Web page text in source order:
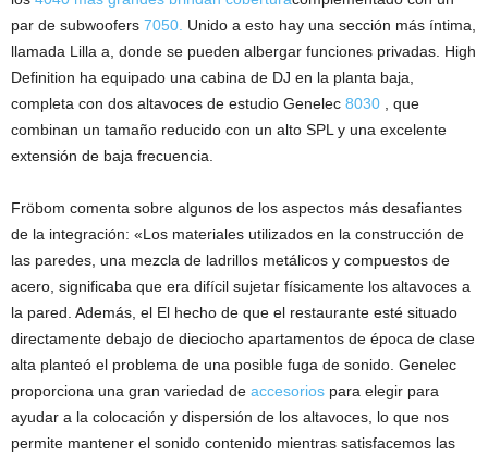
par de subwoofers 7050. Unido a esto hay una sección más íntima,
llamada Lilla a, donde se pueden albergar funciones privadas. High
Definition ha equipado una cabina de DJ en la planta baja,
completa con dos altavoces de estudio Genelec 8030 , que
combinan un tamaño reducido con un alto SPL y una excelente
extensión de baja frecuencia.
Fröbom comenta sobre algunos de los aspectos más desafiantes
de la integración: «Los materiales utilizados en la construcción de
las paredes, una mezcla de ladrillos metálicos y compuestos de
acero, significaba que era difícil sujetar físicamente los altavoces a
la pared. Además, el El hecho de que el restaurante esté situado
directamente debajo de dieciocho apartamentos de época de clase
alta planteó el problema de una posible fuga de sonido. Genelec
proporciona una gran variedad de accesorios para elegir para
ayudar a la colocación y dispersión de los altavoces, lo que nos
permite mantener el sonido contenido mientras satisfacemos las